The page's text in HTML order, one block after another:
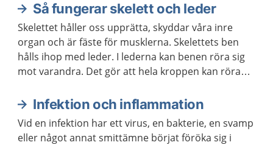
Så fungerar skelett och leder
Skelettet håller oss upprätta, skyddar våra inre
organ och är fäste för musklerna. Skelettets ben
hålls ihop med leder. I lederna kan benen röra sig
mot varandra. Det gör att hela kroppen kan röra
Infektion och inflammation
Vid en infektion har ett virus, en bakterie, en svamp
eller något annat smittämne börjat föröka sig i